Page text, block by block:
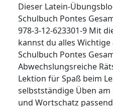
Dieser Latein-
Schulbuch Pontes
978-3-12-623301-9 Mit
kannst du alles
Schulbuch Pontes
Abwechslungsreiche
Lektion für Spaß beim
selbstständige Üben
und Wortschatz